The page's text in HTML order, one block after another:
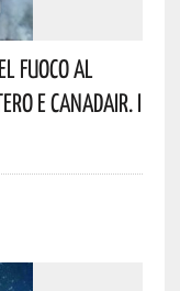
Fuoco Al
E Canadair. I